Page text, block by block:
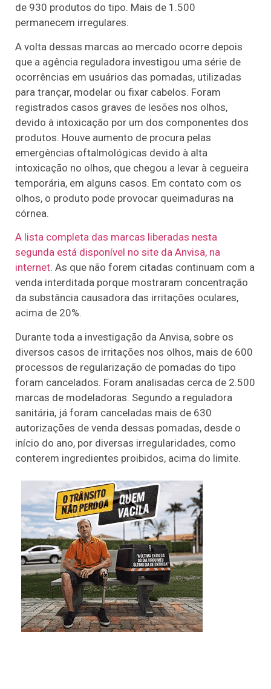
de 930 produtos do tipo. Mais de 1.500
permanecem irregulares.
A volta dessas marcas ao mercado ocorre depois
que a agência reguladora investigou uma série de
ocorrências em usuários das pomadas, utilizadas
para trançar, modelar ou fixar cabelos. Foram
registrados casos graves de lesões nos olhos,
devido à intoxicação por um dos componentes dos
produtos. Houve aumento de procura pelas
emergências oftalmológicas devido à alta
intoxicação no olhos, que chegou a levar à cegueira
temporária, em alguns casos. Em contato com os
olhos, o produto pode provocar queimaduras na
córnea.
A lista completa das marcas liberadas nesta
segunda está disponível no site da Anvisa, na
internet. As que não forem citadas continuam com a
venda interditada porque mostraram concentração
da substância causadora das irritações oculares,
acima de 20%.
Durante toda a investigação da Anvisa, sobre os
diversos casos de irritações nos olhos, mais de 600
processos de regularização de pomadas do tipo
foram cancelados. Foram analisadas cerca de 2.500
marcas de modeladoras. Segundo a reguladora
sanitária, já foram canceladas mais de 630
autorizações de venda dessas pomadas, desde o
início do ano, por diversas irregularidades, como
conterem ingredientes proibidos, acima do limite.